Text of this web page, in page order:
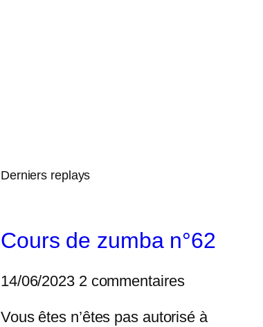
Derniers replays
Cours de zumba n°62
14/06/2023 2 commentaires
Vous êtes n’êtes pas autorisé à